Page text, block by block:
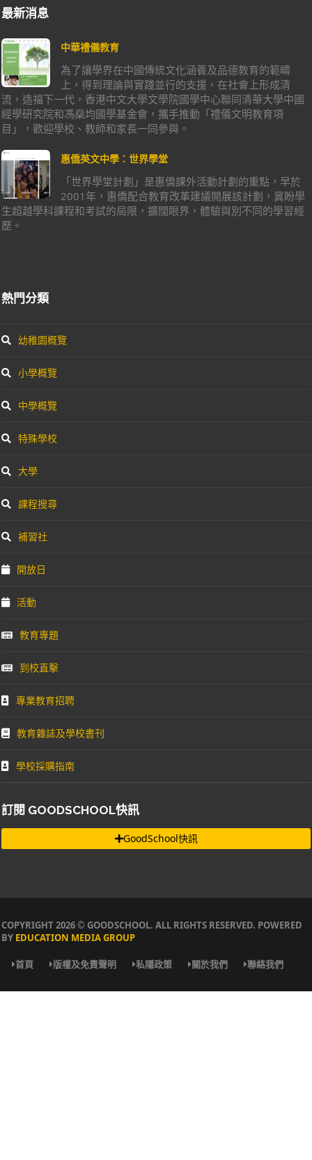
最新消息
中華禮儀教育
為了讓學界在中國傳統文化涵養及品德教育的範疇
上，得到理論與實踐並行的支援，在社會上形成清
流，造福下一代，香港中文大學文學院國學中心聯同清華大學中國
經學研究院和馮燊均國學基金會，攜手推動「禮儀文明教育項
目」，歡迎學校、教師和家長一同參與。
惠僑英文中學：世界學堂
「世界學堂計劃」是惠僑課外活動計劃的重點，早於
2001年，惠僑配合教育改革建議開展該計劃，冀盼學
生超越學科課程和考試的局限，擴闊眼界，體驗與別不同的學習經
歷。
熱門分類
幼稚園概覽
小學概覽
中學概覽
特殊學校
大學
課程搜尋
補習社
開放日
活動
教育專題
到校直擊
專業教育招聘
教育雜誌及學校書刊
學校採購指南
訂閱 GOODSCHOOL快訊
GoodSchool快訊
COPYRIGHT 2026 © GOODSCHOOL. ALL RIGHTS RESERVED. POWERED
BY EDUCATION MEDIA GROUP
首頁 版權及免責聲明 私隱政策 關於我們 聯絡我們